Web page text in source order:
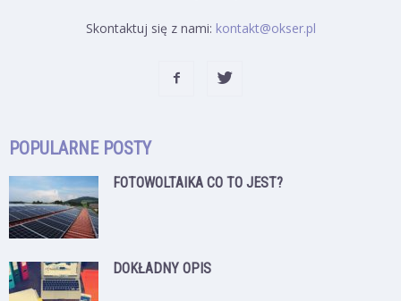
Skontaktuj się z nami: kontakt@okser.pl
POPULARNE POSTY
FOTOWOLTAIKA CO TO JEST?
DOKŁADNY OPIS